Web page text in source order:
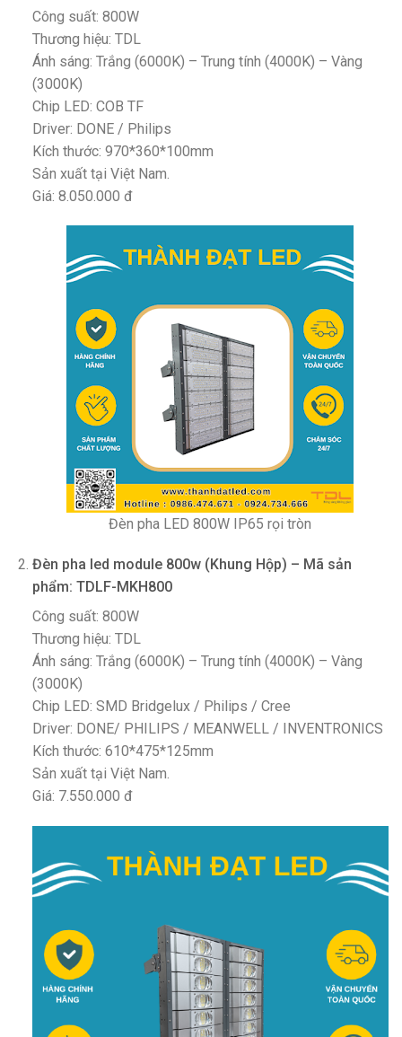
Công suất: 800W
Thương hiệu: TDL
Ánh sáng: Trắng (6000K) – Trung tính (4000K) – Vàng
(3000K)
Chip LED: COB TF
Driver: DONE / Philips
Kích thước: 970*360*100mm
Sản xuất tại Việt Nam.
Giá: 8.050.000 đ
Đèn pha LED 800W IP65 rọi tròn
Đèn pha led module 800w (Khung Hộp) – Mã sản
phẩm: TDLF-MKH800
Công suất: 800W
Thương hiệu: TDL
Ánh sáng: Trắng (6000K) – Trung tính (4000K) – Vàng
(3000K)
Chip LED: SMD Bridgelux / Philips / Cree
Driver: DONE/ PHILIPS / MEANWELL / INVENTRONICS
Kích thước: 610*475*125mm
Sản xuất tại Việt Nam.
Giá: 7.550.000 đ